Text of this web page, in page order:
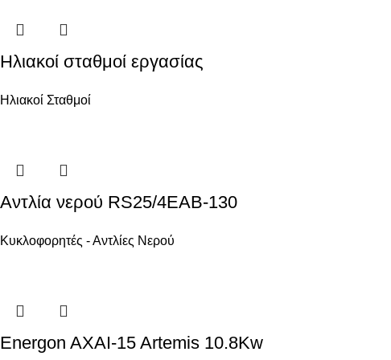
Ηλιακοί σταθμοί εργασίας
Ηλιακοί Σταθμοί
Αντλία νερού RS25/4EAB-130
Κυκλοφορητές - Αντλίες Νερού
Energon AXAI-15 Artemis 10.8Kw